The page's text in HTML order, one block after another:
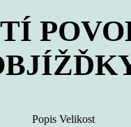
Popis Velikost